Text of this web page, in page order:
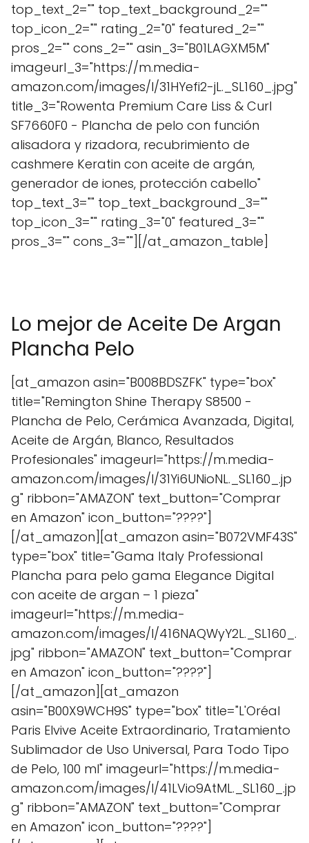
top_text_2="" top_text_background_2=""
top_icon_2="" rating_2="0" featured_2=""
pros_2="" cons_2="" asin_3="B01LAGXM5M"
imageurl_3="https://m.media-
amazon.com/images/I/31HYefi2-jL._SL160_.jpg"
title_3="Rowenta Premium Care Liss & Curl
SF7660F0 - Plancha de pelo con función
alisadora y rizadora, recubrimiento de
cashmere Keratin con aceite de argán,
generador de iones, protección cabello"
top_text_3="" top_text_background_3=""
top_icon_3="" rating_3="0" featured_3=""
pros_3="" cons_3=""][/at_amazon_table]
Lo mejor de Aceite De Argan
Plancha Pelo
[at_amazon asin="B008BDSZFK" type="box"
title="Remington Shine Therapy S8500 -
Plancha de Pelo, Cerámica Avanzada, Digital,
Aceite de Argán, Blanco, Resultados
Profesionales" imageurl="https://m.media-
amazon.com/images/I/31Yi6UNioNL._SL160_.jp
g" ribbon="AMAZON" text_button="Comprar
en Amazon" icon_button="????"]
[/at_amazon][at_amazon asin="B072VMF43S"
type="box" title="Gama Italy Professional
Plancha para pelo gama Elegance Digital
con aceite de argan – 1 pieza"
imageurl="https://m.media-
amazon.com/images/I/416NAQWyY2L._SL160_.
jpg" ribbon="AMAZON" text_button="Comprar
en Amazon" icon_button="????"]
[/at_amazon][at_amazon
asin="B00X9WCH9S" type="box" title="L'Oréal
Paris Elvive Aceite Extraordinario, Tratamiento
Sublimador de Uso Universal, Para Todo Tipo
de Pelo, 100 ml" imageurl="https://m.media-
amazon.com/images/I/41LVio9AtML._SL160_.jp
g" ribbon="AMAZON" text_button="Comprar
en Amazon" icon_button="????"]